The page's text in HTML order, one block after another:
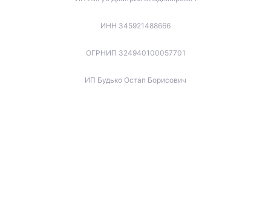
ИНН 345921488666
ОГРНИП 324940100057701
ИП Будько Остап Борисович